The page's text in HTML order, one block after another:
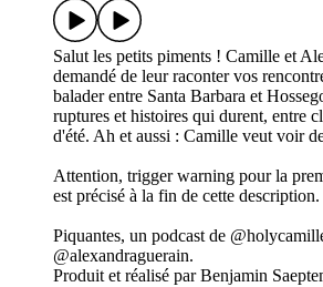
Salut les petits piments ! Camille et
demandé de leur raconter vos
balader entre Santa Barbara et
ruptures et histoires qui durent, entre
d'été. Ah et aussi : Camille veut voir
Attention, trigger warning pour la
est précisé à la fin de cette description.
Piquantes, un podcast de
@alexandraguerain.
Produit et réalisé par Benjamin